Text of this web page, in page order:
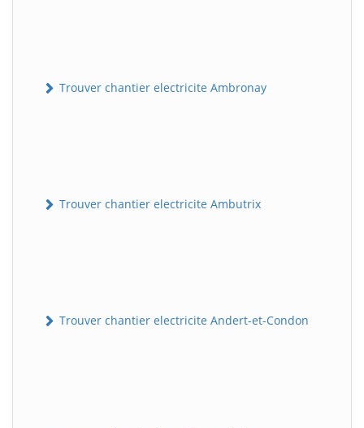
Trouver chantier electricite Ambronay
Trouver chantier electricite Ambutrix
Trouver chantier electricite Andert-et-Condon